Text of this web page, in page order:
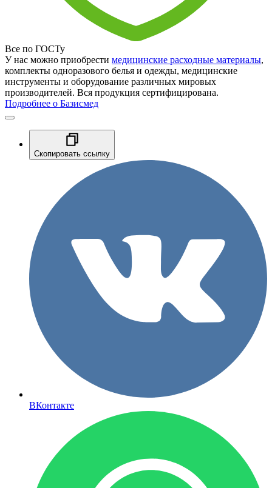
Все по ГОСТу
У нас можно приобрести медицинские расходные материалы,
комплекты одноразового белья и одежды, медицинские
инструменты и оборудование различных мировых
производителей. Вся продукция сертифицирована.
Подробнее о Базисмед
Скопировать ссылку
ВКонтакте